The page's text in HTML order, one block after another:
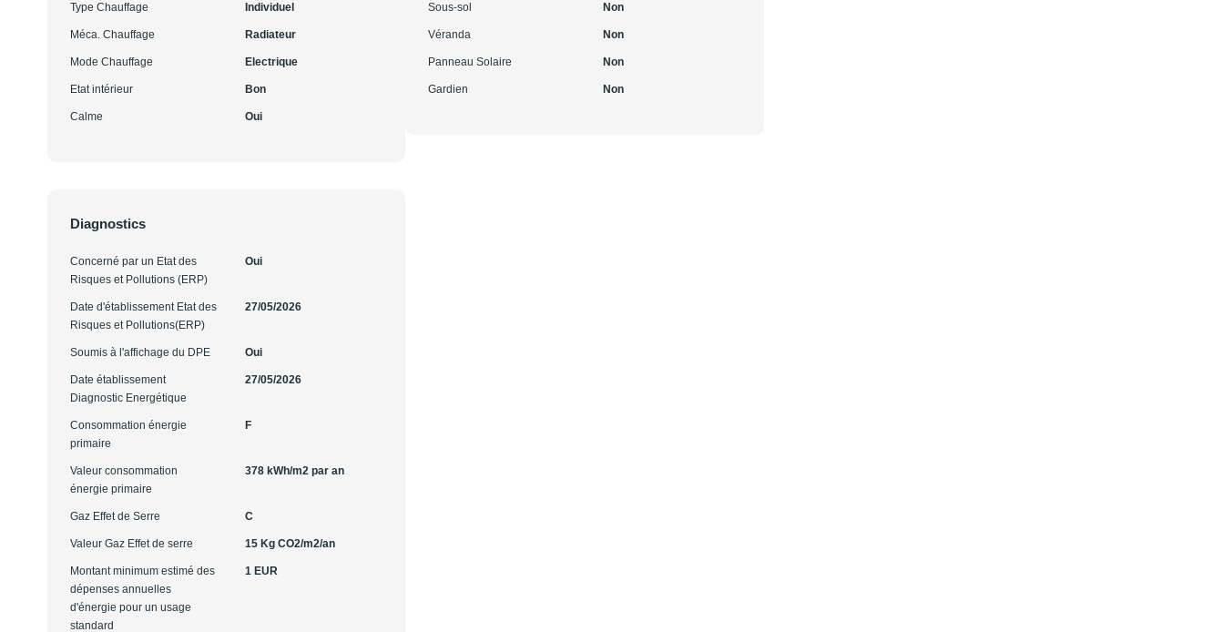
Type Chauffage Individuel
Méca. Chauffage Radiateur
Mode Chauffage Electrique
Etat intérieur Bon
Calme Oui
Sous-sol Non
Véranda Non
Panneau Solaire Non
Gardien Non
Diagnostics
Concerné par un Etat des
Risques et Pollutions (ERP)
Oui
Date d'établissement Etat des
Risques et Pollutions(ERP)
27/05/2026
Soumis à l'affichage du DPE Oui
Date établissement
Diagnostic Energétique
27/05/2026
Consommation énergie
primaire
F
Valeur consommation
énergie primaire
378 kWh/m2 par an
Gaz Effet de Serre C
Valeur Gaz Effet de serre 15 Kg CO2/m2/an
Montant minimum estimé des
dépenses annuelles
d'énergie pour un usage
standard
1 EUR